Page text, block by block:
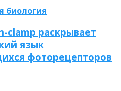
биология
clamp раскрывает
язык
фоторецепторов